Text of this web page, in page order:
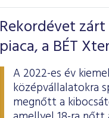
Rekordévet
piaca, a BÉT
A 2022-es év
középvállalatokra
megnőtt a